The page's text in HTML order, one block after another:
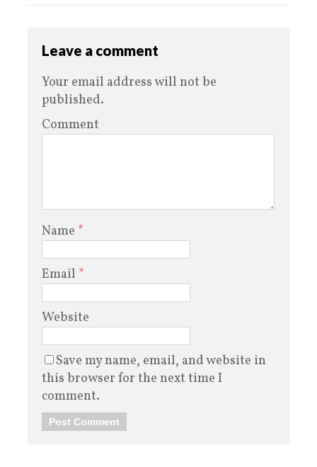
Leave a comment
Your email address will not be
published.
Comment
Name *
Email *
Website
Save my name, email, and website in
this browser for the next time I
comment.